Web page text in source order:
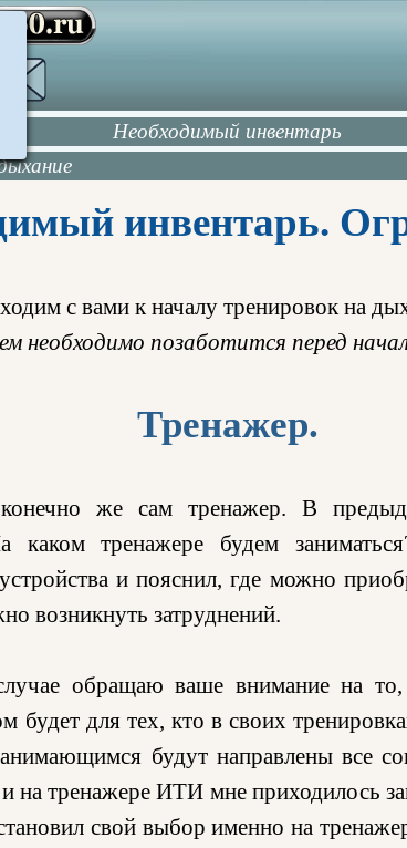
Необходимый инвентарь
инвентарь.
с вами к началу тренировок на
необходимо позаботится перед
Тренажер.
же сам тренажер. В
каком тренажере будем
и пояснил, где можно
возникнуть затруднений.
обращаю ваше внимание на то,
будет для тех, кто в своих
будут направлены все
на тренажере ИТИ мне приходилось
свой выбор именно на